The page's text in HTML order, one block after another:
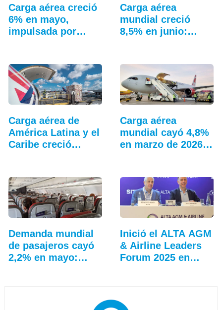
Carga aérea creció
6% en mayo,
impulsada por
Carga aérea
mundial creció
8,5% en junio:…
Carga aérea de
América Latina y el
Caribe creció…
Carga aérea
mundial cayó 4,8%
en marzo de 2026:
Demanda mundial
de pasajeros cayó
2,2% en mayo:
Inició el ALTA AGM
& Airline Leaders
Forum 2025 en